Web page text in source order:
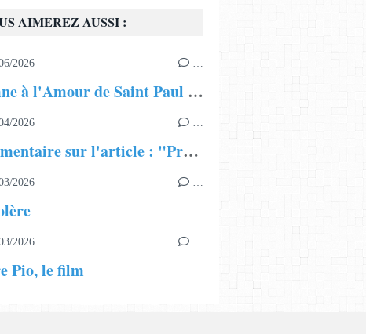
AIMEREZ AUSSI :
2026 …
Hymne à l'Amour de Saint Paul Apôtre
2026 …
Commentaire sur l'article : "Présentation du Patriarcat Œcuménique"
2026 …
2026 …
Pio, le film